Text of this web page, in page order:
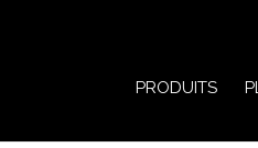
PRODUITS